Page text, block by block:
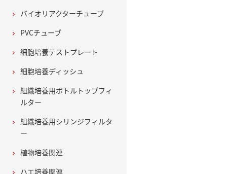
バイオリアクターチューブ
PVCチューブ
細胞培養テストプレート
細胞培養ディッシュ
組織培養用ボトルトップフィ
ルター
組織培養用シリンジフィルタ
ー
植物培養関連
ハエ培養関連